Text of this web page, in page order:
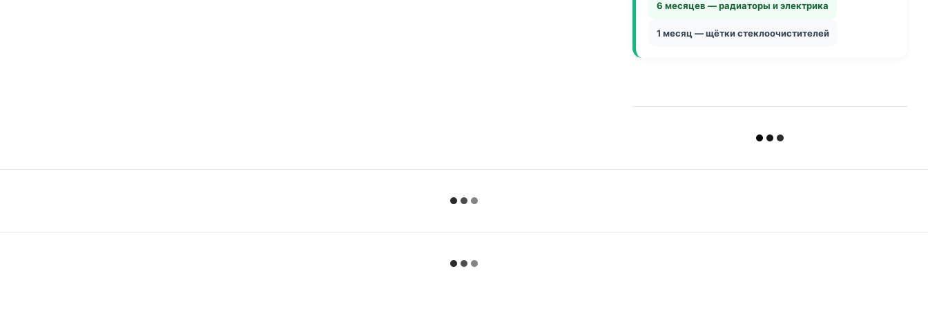
6 месяцев — радиаторы и электрика
1 месяц — щётки стеклоочистителей